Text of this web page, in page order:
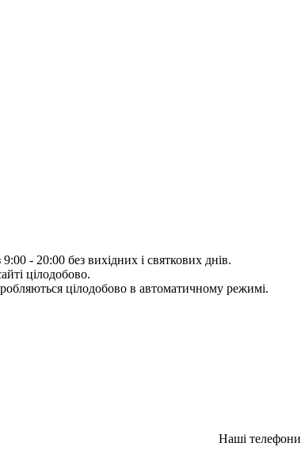
- 20:00 без вихідних і святкових днів.
цілодобово.
цілодобово в автоматичному режимі.
Наші телефони